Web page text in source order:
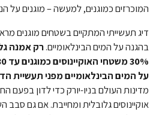
המוכרזים כמוגנים, למעשה – מוגנים על
דיג תעשייתי המתקיים בשטחים מוגנים
בהגנה על המים הבינלאומיים.רק אמנה
על המים הבינלאומיים מפני תעשיית
מדינות העולם בניו-יורק כדי לדון בפעם
אוקיינוסים גלובלית ומחייבת. אם גם סבב